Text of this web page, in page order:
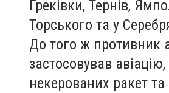
Греківки, Тернів,
Торського та у
До того ж противник
застосовував
некерованих ракет